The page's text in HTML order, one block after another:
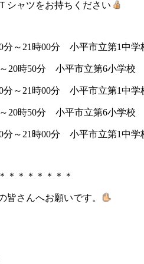
シャツをお持ちください
～21時00分 小平市立第1中学
20時50分 小平市立第6小学校
～21時00分 小平市立第1中学
20時50分 小平市立第6小学校
～21時00分 小平市立第1中学
＊＊＊＊＊＊＊
皆さんへお願いです。